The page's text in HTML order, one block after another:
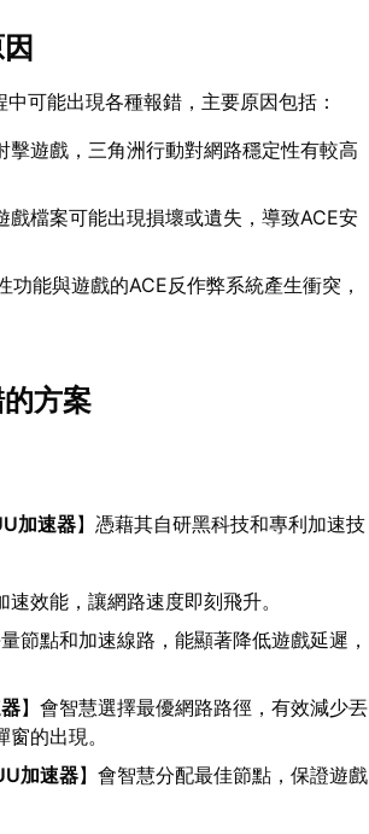
可能出現各種報錯，主要原因包括：
擊遊戲，三角洲行動對網路穩定性有較高
戲檔案可能出現損壞或遺失，導致ACE安
功能與遊戲的ACE反作弊系統產生衝突，
方案
加速器】憑藉其自研黑科技和專利加速技
效能，讓網路速度即刻飛升。
節點和加速線路，能顯著降低遊戲延遲，
】會智慧選擇最優網路路徑，有效減少丟
的出現。
加速器】會智慧分配最佳節點，保證遊戲